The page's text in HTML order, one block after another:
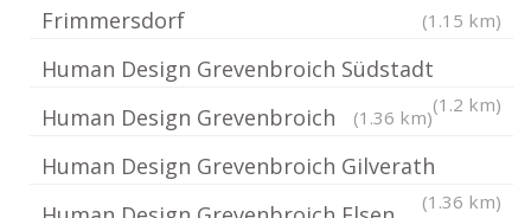
Frimmersdorf
(1.15 km)
Human Design Grevenbroich Südstadt
(1.2 km)
Human Design Grevenbroich (1.36 km)
Human Design Grevenbroich Gilverath
(1.36 km)